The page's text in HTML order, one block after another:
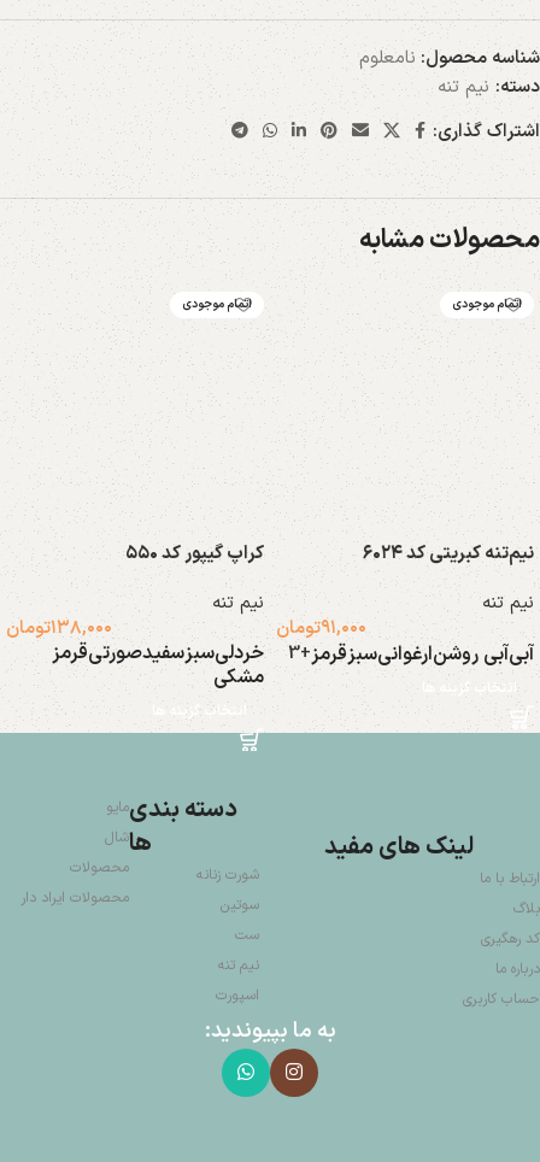
شناسه محصول:نامعلوم
دسته: نیم تنه
اشتراک گذاری:
محصولات مشابه
اتمام موجودی
نیم‌تنه کبریتی کد ۶۰۲۴
نیم تنه
۹۱,۰۰۰تومان
آبیآبی روشنارغوانیسبزقرمز+3
انتخاب گزینه ها
اتمام موجودی
کراپ گیپور کد ۵۵۰
نیم تنه
۱۳۸,۰۰۰تومان
خردلیسبزسفیدصورتیقرمز
مشکی
انتخاب گزینه ها
لینک های مفید
ارتباط با ما
بلاگ
کد رهگیری
درباره ما
حساب کاربری
دسته بندی
ها
شورت زنانه
سوتین
ست
نیم تنه
اسپورت
مایو
شال
محصولات
محصولات ایراد دار
به ما بپیوندید: